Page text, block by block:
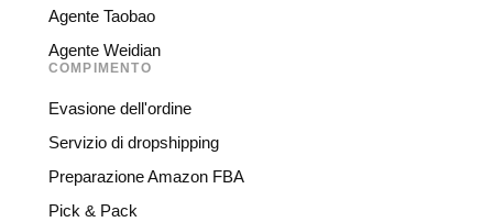
Agente Taobao
Agente Weidian
COMPIMENTO
Evasione dell'ordine
Servizio di dropshipping
Preparazione Amazon FBA
Pick & Pack